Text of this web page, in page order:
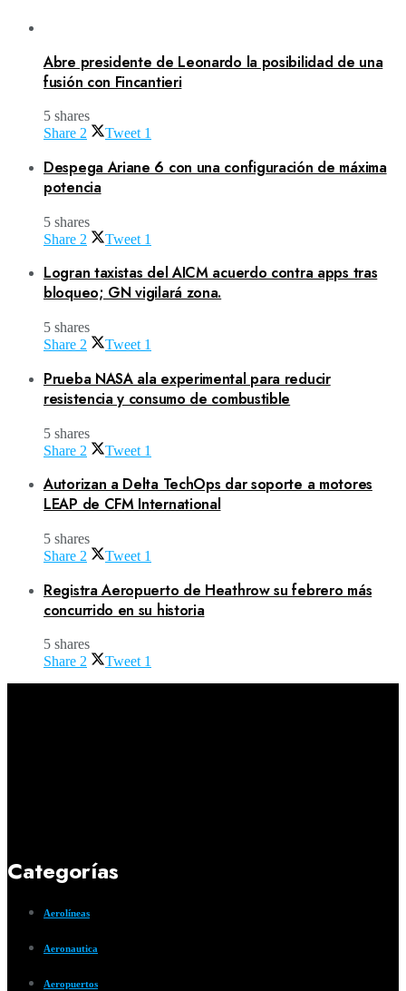
Abre presidente de Leonardo la posibilidad de una
fusión con Fincantieri
5 shares
Share 2 Tweet 1
Despega Ariane 6 con una configuración de máxima
potencia
5 shares
Share 2 Tweet 1
Logran taxistas del AICM acuerdo contra apps tras
bloqueo; GN vigilará zona.
5 shares
Share 2 Tweet 1
Prueba NASA ala experimental para reducir
resistencia y consumo de combustible
5 shares
Share 2 Tweet 1
Autorizan a Delta TechOps dar soporte a motores
LEAP de CFM International
5 shares
Share 2 Tweet 1
Registra Aeropuerto de Heathrow su febrero más
concurrido en su historia
5 shares
Share 2 Tweet 1
Categorías
Aerolíneas
Aeronautica
Aeropuertos